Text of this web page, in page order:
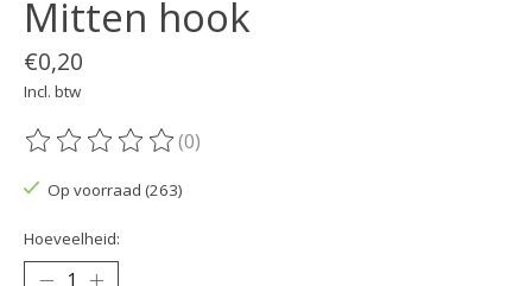
Mitten hook
€0,20
Incl. btw
De beoordeling van dit product is
(0)
Op voorraad (263)
Hoeveelheid: